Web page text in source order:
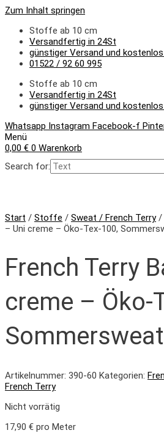
Zum Inhalt springen
Stoffe ab 10 cm
Versandfertig in 24St
günstiger Versand und
01522 / 92 60 995
Stoffe ab 10 cm
Versandfertig in 24St
günstiger Versand und
Whatsapp Instagram Facebook-f
Menü
0,00 € 0 Warenkorb
Search for:
Start / Stoffe / Sweat / French Terry/
– Uni creme – Öko-Tex-100,
French Terry
creme – Öko-
Sommersweat
Artikelnummer: 390-60 Kategorien:
French Terry
Nicht vorrätig
17,90 € pro Meter